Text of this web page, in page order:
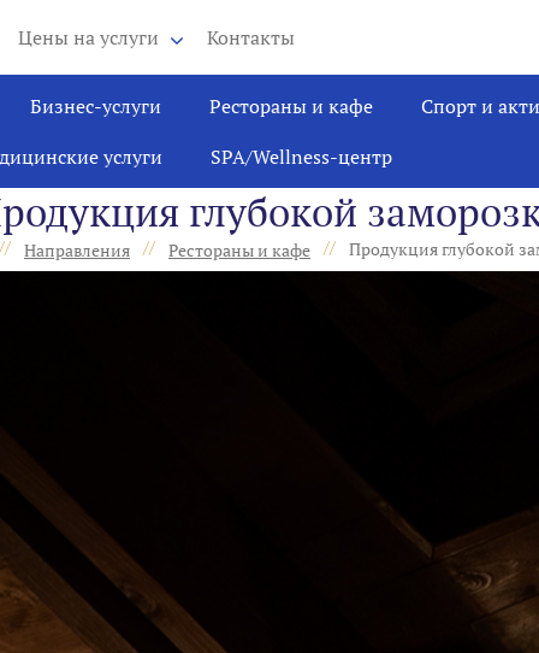
Цены на услуги Контакты
Бизнес-услуги Рестораны и кафе
Спорт и
услуги
SPA/Wellness-центр
глубокой
// Направления // Рестораны и кафе // Продукция глубокой